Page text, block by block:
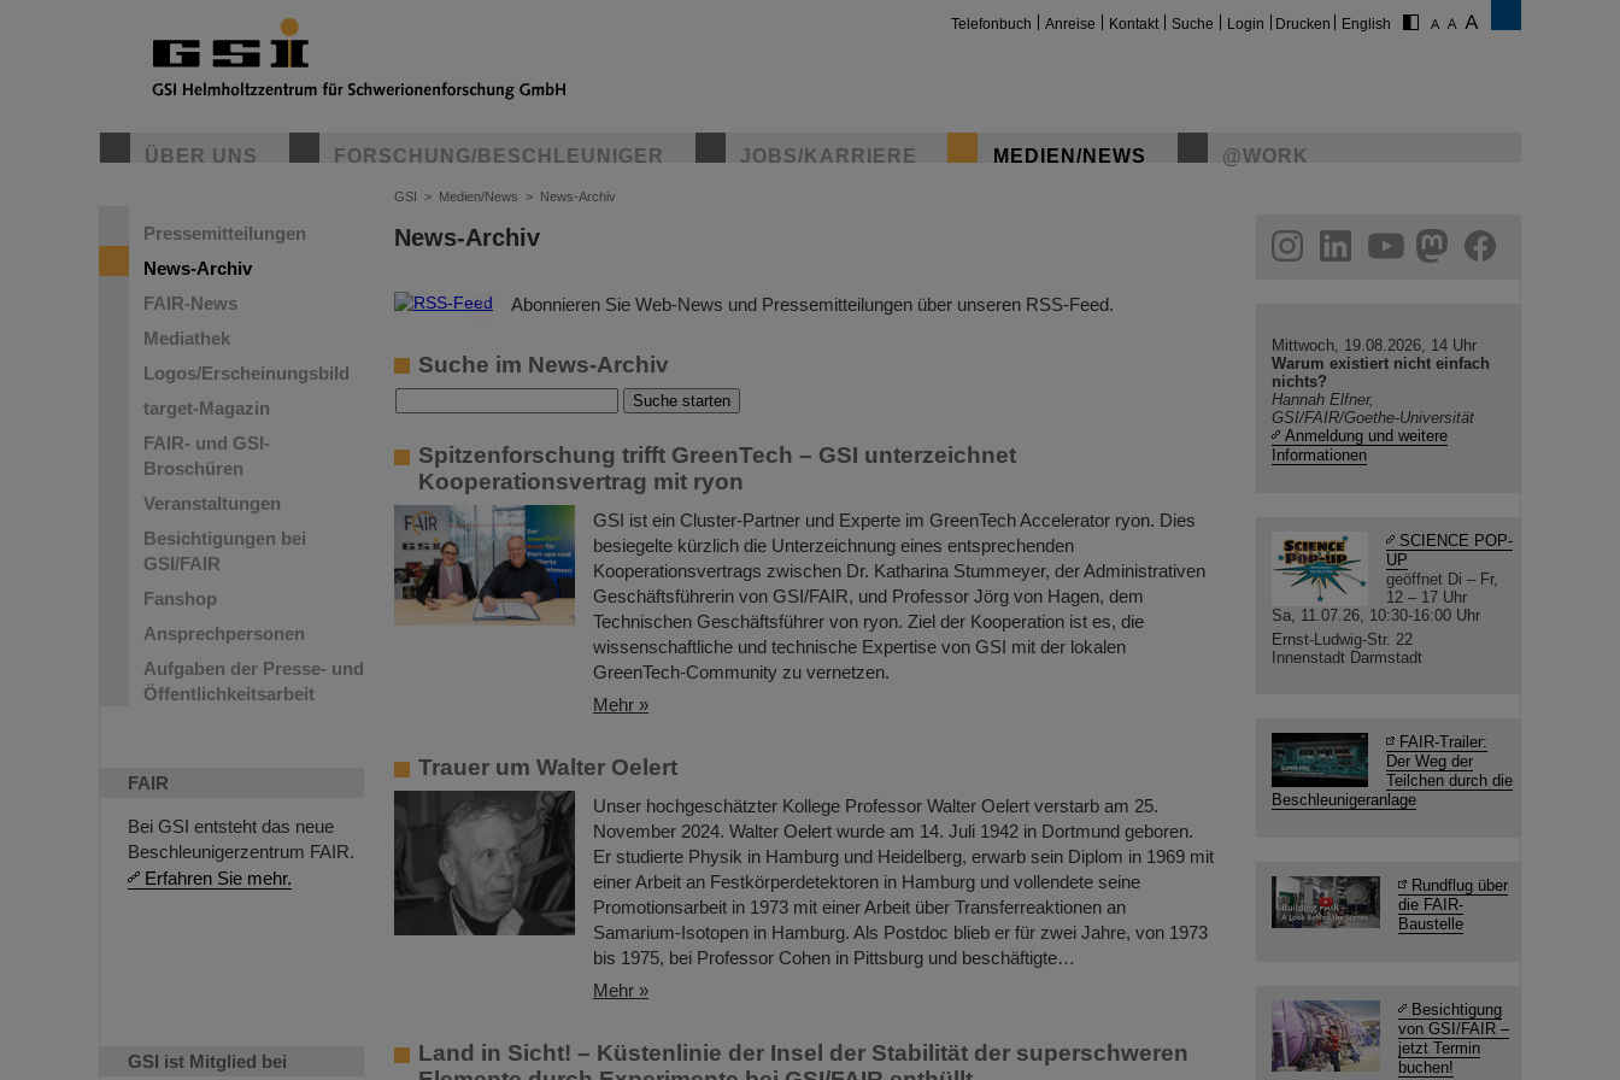
Telefonbuch Anreise Kontakt Suche Login Drucken English
ÜBER UNS FORSCHUNG/BESCHLEUNIGER JOBS/KARRIERE MEDIEN/NEWS @WORK
Pressemitteilungen
News-Archiv
FAIR-News
Mediathek
Logos/Erscheinungsbild
target-Magazin
FAIR- und GSI-
Broschüren
Veranstaltungen
Besichtigungen bei
GSI/FAIR
Fanshop
Ansprechpersonen
Aufgaben der Presse- und
Öffentlichkeitsarbeit
FAIR
Bei GSI entsteht das neue
Beschleunigerzentrum FAIR.
Erfahren Sie mehr.
GSI ist Mitglied bei
GSI > Medien/News > News-Archiv
News-Archiv
© Abonnieren Sie Web-News und Pressemitteilungen über unseren RSS-Feed.
Suche im News-Archiv
Spitzenforschung trifft GreenTech – GSI unterzeichnet
Kooperationsvertrag mit ryon
GSI ist ein Cluster-Partner und Experte im GreenTech Accelerator ryon. Dies
besiegelte kürzlich die Unterzeichnung eines entsprechenden
Kooperationsvertrags zwischen Dr. Katharina Stummeyer, der Administrativen
Geschäftsführerin von GSI/FAIR, und Professor Jörg von Hagen, dem
Technischen Geschäftsführer von ryon. Ziel der Kooperation ist es, die
wissenschaftliche und technische Expertise von GSI mit der lokalen
GreenTech-Community zu vernetzen.
Mehr »
Trauer um Walter Oelert
Unser hochgeschätzter Kollege Professor Walter Oelert verstarb am 25.
November 2024. Walter Oelert wurde am 14. Juli 1942 in Dortmund geboren.
Er studierte Physik in Hamburg und Heidelberg, erwarb sein Diplom in 1969 mit
einer Arbeit an Festkörperdetektoren in Hamburg und vollendete seine
Promotionsarbeit in 1973 mit einer Arbeit über Transferreaktionen an
Samarium-Isotopen in Hamburg. Als Postdoc blieb er für zwei Jahre, von 1973
bis 1975, bei Professor Cohen in Pittsburg und beschäftigte…
Mehr »
Land in Sicht! – Küstenlinie der Insel der Stabilität der superschweren
helmholtz.social
facebook
Mittwoch, 19.08.2026, 14 Uhr
Warum existiert nicht einfach
nichts?
Hannah Elfner,
GSI/FAIR/Goethe-Universität
Anmeldung und weitere
Informationen
SCIENCE POP-
UP
geöffnet Di – Fr,
12 – 17 Uhr
Sa, 11.07.26, 10:30-16:00 Uhr
Ernst-Ludwig-Str. 22
Innenstadt Darmstadt
FAIR-Trailer:
Der Weg der
Teilchen durch die
Beschleunigeranlage
Rundflug über
die FAIR-
Baustelle
Besichtigung
von GSI/FAIR –
jetzt Termin
buchen!